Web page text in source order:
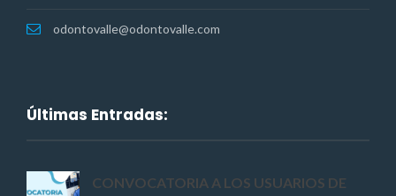
odontovalle@odontovalle.com
Últimas Entradas:
CONVOCATORIA A LOS USUARIOS DE